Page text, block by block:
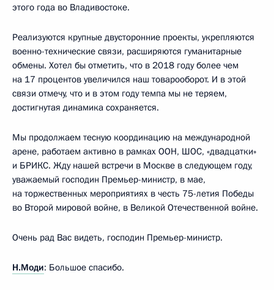
этого года во Владивостоке.
Реализуются крупные двусторонние проекты, укрепляются
военно-технические связи, расширяются гуманитарные
обмены. Хотел бы отметить, что в 2018 году более чем
на 17 процентов увеличился наш товарооборот. И в этой
связи отмечу, что и в этом году темпа мы не теряем,
достигнутая динамика сохраняется.
Мы продолжаем тесную координацию на международной
арене, работаем активно в рамках ООН, ШОС, «двадцатки»
и БРИКС. Жду нашей встречи в Москве в следующем году,
уважаемый господин Премьер-министр, в мае,
на торжественных мероприятиях в честь 75-летия Победы
во Второй мировой войне, в Великой Отечественной войне.
Очень рад Вас видеть, господин Премьер-министр.
Н.Моди: Большое спасибо.